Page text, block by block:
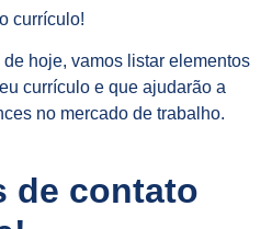
currículo!
hoje, vamos listar elementos
currículo e que ajudarão a
no mercado de trabalho.
de contato